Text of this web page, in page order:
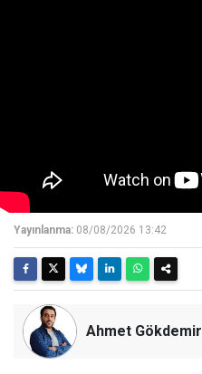
Yayınlanma: 08/08/2026 13:42
Ahmet Gökdemir